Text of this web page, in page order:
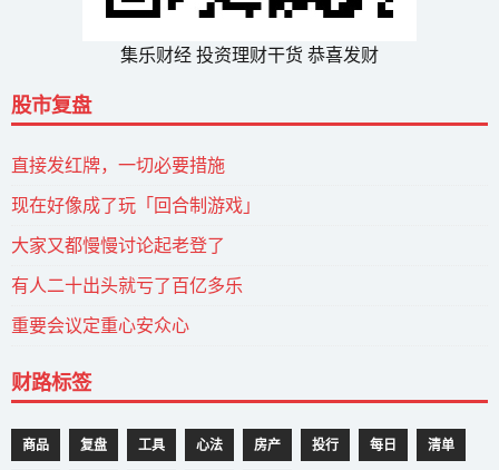
集乐财经 投资理财干货 恭喜发财
股市复盘
直接发红牌，一切必要措施
现在好像成了玩「回合制游戏」
大家又都慢慢讨论起老登了
有人二十出头就亏了百亿多乐
重要会议定重心安众心
财路标签
商品 复盘 工具 心法 房产 投行 每日 清单